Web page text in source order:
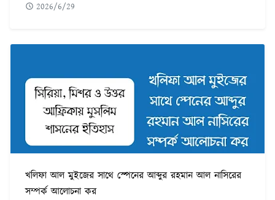
2026/6/29
খলিফা আল মুইজের সাথে স্পেনের আব্দুর রহমান আল নাসিরের
সম্পর্ক আলোচনা কর